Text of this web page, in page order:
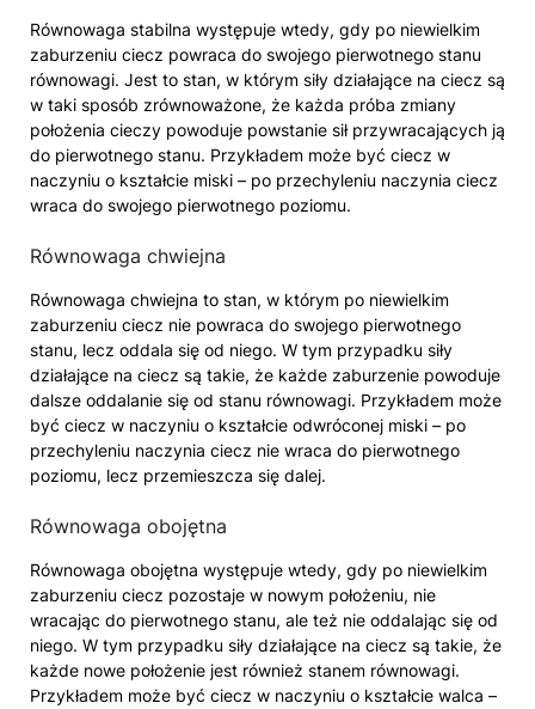
Równowaga stabilna występuje wtedy, gdy po niewielkim
zaburzeniu ciecz powraca do swojego pierwotnego stanu
równowagi. Jest to stan, w którym siły działające na ciecz są
w taki sposób zrównoważone, że każda próba zmiany
położenia cieczy powoduje powstanie sił przywracających ją
do pierwotnego stanu. Przykładem może być ciecz w
naczyniu o kształcie miski – po przechyleniu naczynia ciecz
wraca do swojego pierwotnego poziomu.
Równowaga chwiejna
Równowaga chwiejna to stan, w którym po niewielkim
zaburzeniu ciecz nie powraca do swojego pierwotnego
stanu, lecz oddala się od niego. W tym przypadku siły
działające na ciecz są takie, że każde zaburzenie powoduje
dalsze oddalanie się od stanu równowagi. Przykładem może
być ciecz w naczyniu o kształcie odwróconej miski – po
przechyleniu naczynia ciecz nie wraca do pierwotnego
poziomu, lecz przemieszcza się dalej.
Równowaga obojętna
Równowaga obojętna występuje wtedy, gdy po niewielkim
zaburzeniu ciecz pozostaje w nowym położeniu, nie
wracając do pierwotnego stanu, ale też nie oddalając się od
niego. W tym przypadku siły działające na ciecz są takie, że
każde nowe położenie jest również stanem równowagi.
Przykładem może być ciecz w naczyniu o kształcie walca –